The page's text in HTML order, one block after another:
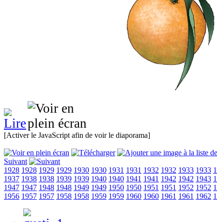
[Activer le JavaScript afin de voir le diaporama]
Suivant
1928 1928 1929 1929 1930 1930 1931 1931 1932 1932 1933 1933
1937 1938 1938 1939 1939 1940 1940 1941 1941 1942 1942 1943
1947 1947 1948 1948 1949 1949 1950 1950 1951 1951 1952 1952
1956 1957 1957 1958 1958 1959 1959 1960 1960 1961 1961 1962